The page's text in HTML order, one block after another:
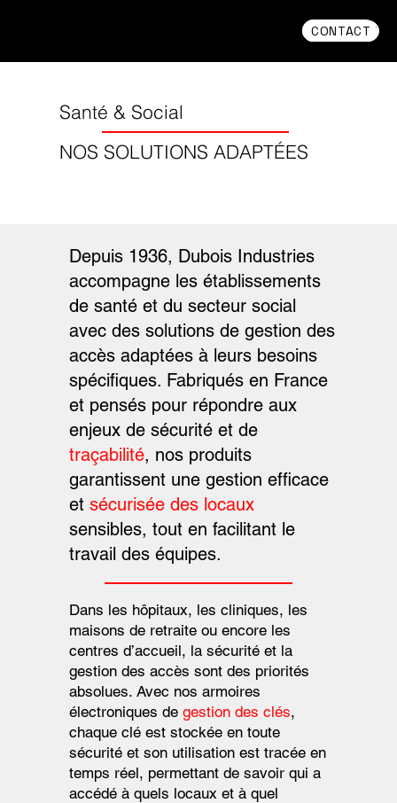
CONTACT
CONTACT
CONTACT
Santé & Social
NOS SOLUTIONS ADAPTÉES
Depuis 1936, Dubois Industries
accompagne les établissements
de santé et du secteur social
avec des solutions de gestion des
accès adaptées à leurs besoins
spécifiques. Fabriqués en France
et pensés pour répondre aux
enjeux de sécurité et de
traçabilité, nos produits
garantissent une gestion efficace
etsécurisée des locaux
sensibles, tout en facilitant le
travail des équipes.
Dans les hôpitaux, les cliniques, les
maisons de retraite ou encore les
centres d’accueil, la sécurité et la
gestion des accès sont des priorités
absolues. Avec nos armoires
électroniques de gestion des clés,
chaque clé est stockée en toute
sécurité et son utilisation est tracée en
temps réel, permettant de savoir qui a
accédé à quels locaux et à quel